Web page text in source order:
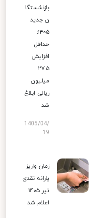
بازنشستگا
ن جدید
۱۴۰۵؛
حداقل
افزایش
۲۷.۵
میلیون
ریالی ابلاغ
شد
1405/04/
19
زمان واریز
یارانه نقدی
تیر ۱۴۰۵
اعلام شد